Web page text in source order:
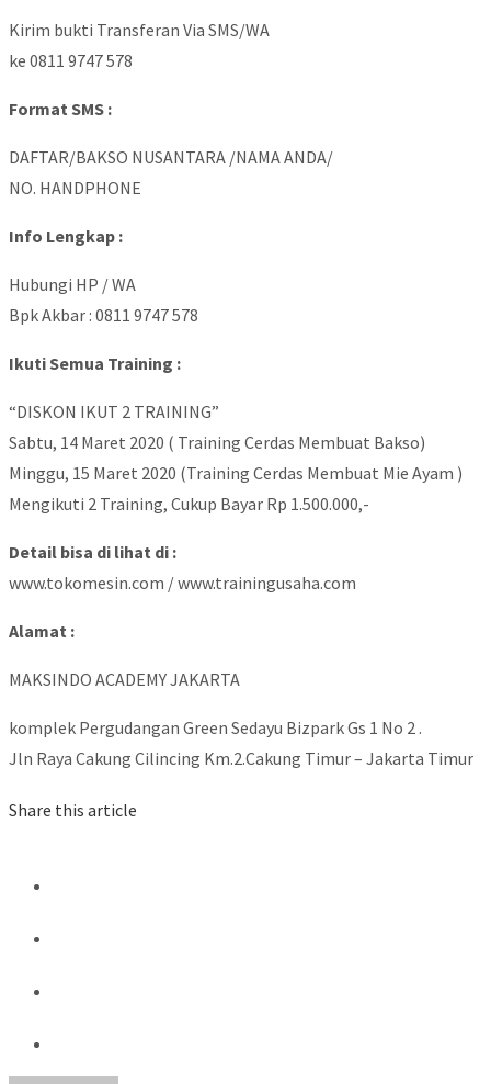
Kirim bukti Transferan Via SMS/WA
ke 0811 9747 578
Format SMS :
DAFTAR/BAKSO NUSANTARA /NAMA ANDA/
NO. HANDPHONE
Info Lengkap :
Hubungi HP / WA
Bpk Akbar : 0811 9747 578
Ikuti Semua Training :
“DISKON IKUT 2 TRAINING”
Sabtu, 14 Maret 2020 ( Training Cerdas Membuat Bakso)
Minggu, 15 Maret 2020 (Training Cerdas Membuat Mie Ayam )
Mengikuti 2 Training, Cukup Bayar Rp 1.500.000,-
Detail bisa di lihat di :
www.tokomesin.com / www.trainingusaha.com
Alamat :
MAKSINDO ACADEMY JAKARTA
komplek Pergudangan Green Sedayu Bizpark Gs 1 No 2 .
Jln Raya Cakung Cilincing Km.2.Cakung Timur – Jakarta Timur
Share this article